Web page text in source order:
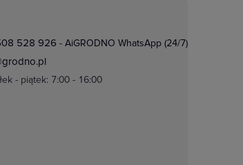
528 926 - AiGRODNO WhatsApp (24/7)
- piątek: 7:00 - 16:00